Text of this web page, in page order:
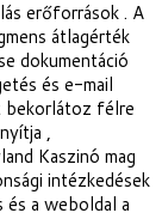
erőforrások . A
átlagérték
dokumentáció
és e-mail
bekorlátoz félre
,
Kaszinó mag
intézkedések
és a weboldal a